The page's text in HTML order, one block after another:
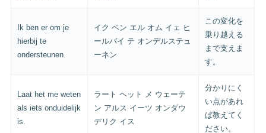
Ik ben er om je
hierbij te
ondersteunen.
イク ベン エル オム イェ ヒ
ールバイ テ オンデルステュ
ーネン
この変化を
乗り越える
まで支えま
す。
Laat het me weten
als iets onduidelijk
is.
ラート ヘット メ ウェーテ
ン アルス イーツ オンダウ
デリク イス
分かりにく
い点があれ
ば教えてく
ださい。